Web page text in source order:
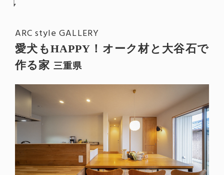
ARC style GALLERY
愛犬もHAPPY！オーク材と大谷石で
作る家三重県